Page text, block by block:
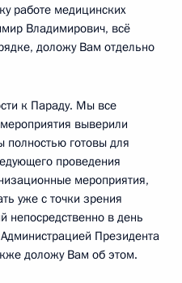
работе медицинских
Владимирович, всё
доложу Вам отдельно
к Параду. Мы все
выверили
готовы для
проведения
мероприятия,
уже с точки зрения
непосредственно в день
Президента
доложу Вам об этом.